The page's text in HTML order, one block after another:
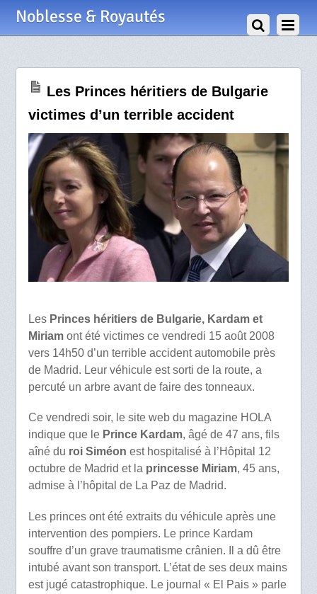
Noblesse & Royautés
Les Princes héritiers de Bulgarie
victimes d’un terrible accident
Les Princes héritiers de Bulgarie, Kardam et
Miriamont été victimes ce vendredi 15 août 2008
vers 14h50 d’un terrible accident automobile près
de Madrid. Leur véhicule est sorti de la route, a
percuté un arbre avant de faire des tonneaux.
Ce vendredi soir, le site web du magazine HOLA
indique que le Prince Kardam, âgé de 47 ans, fils
aîné du roi Siméon est hospitalisé à l’Hôpital 12
octubre de Madrid et la princesse Miriam, 45 ans,
admise à l’hôpital de La Paz de Madrid.
Les princes ont été extraits du véhicule après une
intervention des pompiers. Le prince Kardam
souffre d’un grave traumatisme crânien. Il a dû être
intubé avant son transport. L’état de ses deux mains
est jugé catastrophique. Le journal « El Pais » parle